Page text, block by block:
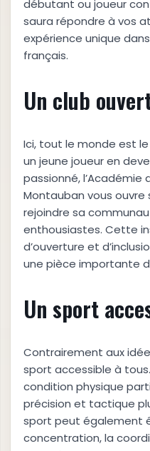
débutant ou joueur
saura répondre à vos
expérience unique
français.
Un club
Ici, tout le monde est
un jeune joueur en
passionné, l’Académie
Montauban vous
rejoindre sa
enthousiastes. Cette
d’ouverture et
une pièce importante
Un sport
Contrairement aux
sport accessible à
condition physique
précision et tactique
sport peut également
concentration, la